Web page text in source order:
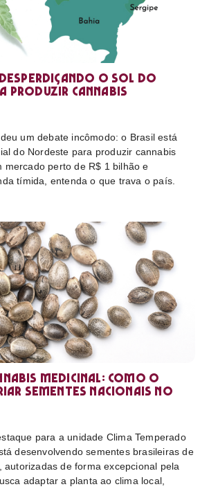
o sol do
produzir cannabis
um debate incômodo: o Brasil está
do Nordeste para produzir cannabis
mercado perto de R$ 1 bilhão e
tímida, entenda o que trava o país.
medicinal: como o
sementes nacionais no
para a unidade Clima Temperado
desenvolvendo sementes brasileiras de
autorizadas de forma excepcional pela
adaptar a planta ao clima local,